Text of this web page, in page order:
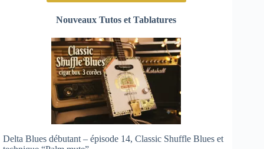
Nouveaux Tutos et Tablatures
Delta Blues débutant – épisode 14, Classic Shuffle Blues et